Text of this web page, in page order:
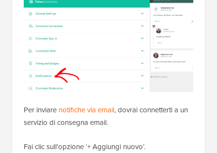
Per inviare notifiche via email, dovrai connetterti a un
servizio di consegna email.
Fai clic sull'opzione ‘+ Aggiungi nuovo’.